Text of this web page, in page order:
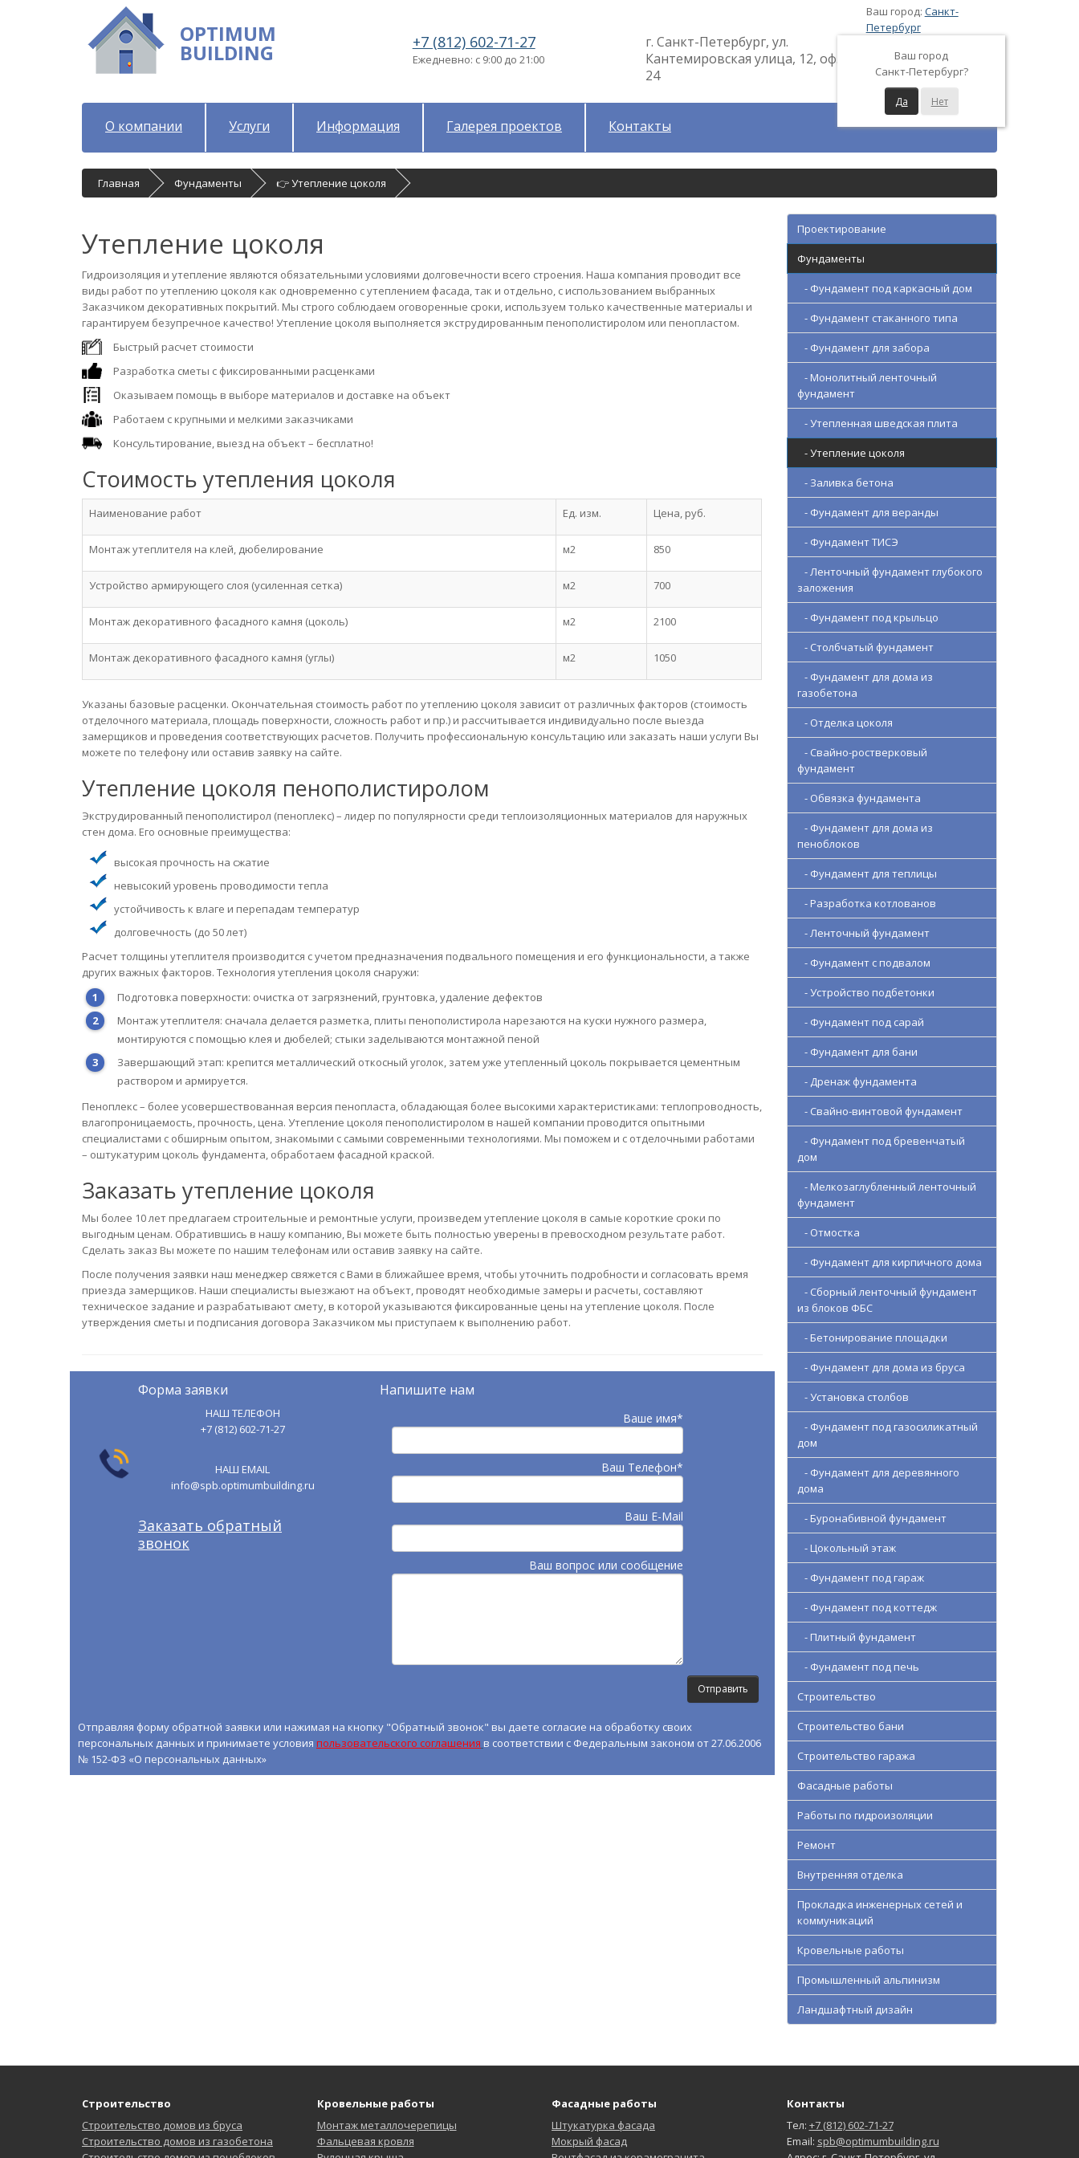
OPTIMUM
BUILDING +7 (812) 602-71-27
Ежедневно: с 9:00 до 21:00
г. Санкт-Петербург, ул.
Кантемировская улица, 12, оф.
24
Ваш город: Санкт-
Петербург
Ваш город
Санкт-Петербург?
Да Нет
О компании Услуги Информация Галерея проектов Контакты
Главная Фундаменты 👉 Утепление цоколя
Утепление цоколя
Гидроизоляция и утепление являются обязательными условиями долговечности всего строения. Наша компания проводит все
виды работ по утеплению цоколя как одновременно с утеплением фасада, так и отдельно, с использованием выбранных
Заказчиком декоративных покрытий. Мы строго соблюдаем оговоренные сроки, используем только качественные материалы и
гарантируем безупречное качество! Утепление цоколя выполняется экструдированным пенополистиролом или пенопластом.
Быстрый расчет стоимости
Разработка сметы с фиксированными расценками
Оказываем помощь в выборе материалов и доставке на объект
Работаем с крупными и мелкими заказчиками
Консультирование, выезд на объект – бесплатно!
Стоимость утепления цоколя
Наименование работ Ед. изм. Цена, руб.
Монтаж утеплителя на клей, дюбелирование м2 850
Устройство армирующего слоя (усиленная сетка) м2 700
Монтаж декоративного фасадного камня (цоколь) м2 2100
Монтаж декоративного фасадного камня (углы) м2 1050
Указаны базовые расценки. Окончательная стоимость работ по утеплению цоколя зависит от различных факторов (стоимость
отделочного материала, площадь поверхности, сложность работ и пр.) и рассчитывается индивидуально после выезда
замерщиков и проведения соответствующих расчетов. Получить профессиональную консультацию или заказать наши услуги Вы
можете по телефону или оставив заявку на сайте.
Утепление цоколя пенополистиролом
Экструдированный пенополистирол (пеноплекс) – лидер по популярности среди теплоизоляционных материалов для наружных
стен дома. Его основные преимущества:
высокая прочность на сжатие
невысокий уровень проводимости тепла
устойчивость к влаге и перепадам температур
долговечность (до 50 лет)
Расчет толщины утеплителя производится с учетом предназначения подвального помещения и его функциональности, а также
других важных факторов. Технология утепления цоколя снаружи:
Подготовка поверхности: очистка от загрязнений, грунтовка, удаление дефектов
Монтаж утеплителя: сначала делается разметка, плиты пенополистирола нарезаются на куски нужного размера,
монтируются с помощью клея и дюбелей; стыки заделываются монтажной пеной
Завершающий этап: крепится металлический откосный уголок, затем уже утепленный цоколь покрывается цементным
раствором и армируется.
Пеноплекс – более усовершествованная версия пенопласта, обладающая более высокими характеристиками: теплопроводность,
влагопроницаемость, прочность, цена. Утепление цоколя пенополистиролом в нашей компании проводится опытными
специалистами с обширным опытом, знакомыми с самыми современными технологиями. Мы поможем и с отделочными работами
– оштукатурим цоколь фундамента, обработаем фасадной краской.
Заказать утепление цоколя
Мы более 10 лет предлагаем строительные и ремонтные услуги, произведем утепление цоколя в самые короткие сроки по
выгодным ценам. Обратившись в нашу компанию, Вы можете быть полностью уверены в превосходном результате работ.
Сделать заказ Вы можете по нашим телефонам или оставив заявку на сайте.
После получения заявки наш менеджер свяжется с Вами в ближайшее время, чтобы уточнить подробности и согласовать время
приезда замерщиков. Наши специалисты выезжают на объект, проводят необходимые замеры и расчеты, составляют
техническое задание и разрабатывают смету, в которой указываются фиксированные цены на утепление цоколя. После
утверждения сметы и подписания договора Заказчиком мы приступаем к выполнению работ.
Форма заявки
НАШ ТЕЛЕФОН
+7 (812) 602-71-27
НАШ EMAIL
info@spb.optimumbuilding.ru
Заказать обратный
звонок
Напишите нам
Ваше имя*
Ваш Телефон*
Ваш E-Mail
Ваш вопрос или сообщение
Отправляя форму обратной заявки или нажимая на кнопку "Обратный звонок" вы даете согласие на обработку своих
персональных данных и принимаете условия пользовательского соглашения в соответствии с Федеральным законом от 27.06.2006
№ 152-ФЗ «О персональных данных»
Проектирование
Фундаменты
- Фундамент под каркасный дом
- Фундамент стаканного типа
- Фундамент для забора
- Монолитный ленточный
фундамент
- Утепленная шведская плита
- Утепление цоколя
- Заливка бетона
- Фундамент для веранды
- Фундамент ТИСЭ
- Ленточный фундамент глубокого
заложения
- Фундамент под крыльцо
- Столбчатый фундамент
- Фундамент для дома из
газобетона
- Отделка цоколя
- Свайно-ростверковый
фундамент
- Обвязка фундамента
- Фундамент для дома из
пеноблоков
- Фундамент для теплицы
- Разработка котлованов
- Ленточный фундамент
- Фундамент с подвалом
- Устройство подбетонки
- Фундамент под сарай
- Фундамент для бани
- Дренаж фундамента
- Свайно-винтовой фундамент
- Фундамент под бревенчатый
дом
- Мелкозаглубленный ленточный
фундамент
- Отмостка
- Фундамент для кирпичного дома
- Сборный ленточный фундамент
из блоков ФБС
- Бетонирование площадки
- Фундамент для дома из бруса
- Установка столбов
- Фундамент под газосиликатный
дом
- Фундамент для деревянного
дома
- Буронабивной фундамент
- Цокольный этаж
- Фундамент под гараж
- Фундамент под коттедж
- Плитный фундамент
- Фундамент под печь
Строительство
Строительство бани
Строительство гаража
Фасадные работы
Работы по гидроизоляции
Ремонт
Внутренняя отделка
Прокладка инженерных сетей и
коммуникаций
Кровельные работы
Промышленный альпинизм
Ландшафтный дизайн
Строительство
Строительство домов из бруса
Строительство домов из газобетона
Кровельные работы
Монтаж металлочерепицы
Фальцевая кровля
Фасадные работы
Штукатурка фасада
Мокрый фасад
Контакты
Тел: +7 (812) 602-71-27
Email: spb@optimumbuilding.ru